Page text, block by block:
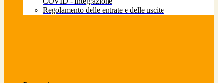
Regolamento delle entrate e delle uscite